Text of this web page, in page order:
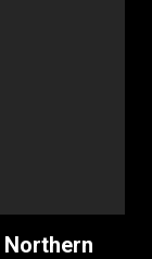
Northern